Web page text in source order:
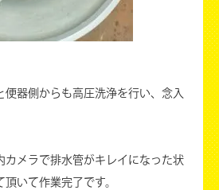
便器側からも高圧洗浄を行い、念入
カメラで排水管がキレイになった状
いて作業完了です。